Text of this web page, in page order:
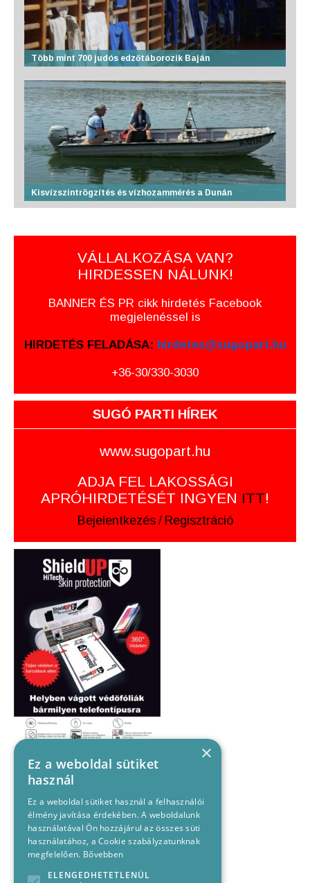
Több mint 700 judós edzőtáborozik Baján
Kisvízszintrögzítés és vízhozammérés a Dunán
VÁLLALKOZÁSA VAN?
HIRDESSEN NÁLUNK!
BANNER ÉS PR cikk hirdetés Facebook
megjelenéssel is
HIRDETÉS FELADÁSA: hirdetes@sugopart.hu
+36-30/330-3030
SUGÓ PARTI HÍREK
www.sugopart.hu
ADJA FEL LAKOSSÁGI
APRÓHIRDETÉSÉT INGYEN ITT!
Bejelentkezés / Regisztráció
×
Ez a weboldal sütiket
használ
Ez a weboldal sütiket használ a felhasználói
élmény javítása érdekében. A weboldalunk
használatával Ön hozzájárul az összes süti
használatához, a Cookie szabályzatunknak
megfelelően. Bővebben
ELENGEDHETETLENÜL